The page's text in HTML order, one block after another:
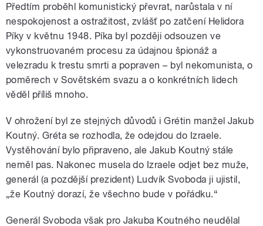
Předtím proběhl komunistický převrat, narůstala v ní
nespokojenost a ostražitost, zvlášť po zatčení Helidora
Píky v květnu 1948. Píka byl později odsouzen ve
vykonstruovaném procesu za údajnou špionáž a
velezradu k trestu smrti a popraven – byl nekomunista, o
poměrech v Sovětském svazu a o konkrétních lidech
věděl příliš mnoho.
V ohrožení byl ze stejných důvodů i Grétin manžel Jakub
Koutný. Gréta se rozhodla, že odejdou do Izraele.
Vystěhování bylo připraveno, ale Jakub Koutný stále
neměl pas. Nakonec musela do Izraele odjet bez muže,
generál (a pozdější prezident) Ludvík Svoboda ji ujistil,
„že Koutný dorazí, že všechno bude v pořádku.“
Generál Svoboda však pro Jakuba Koutného neudělal